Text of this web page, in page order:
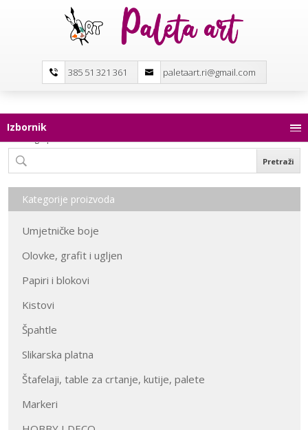
Izbornik
385 51 321 361 paletaart.ri@gmail.com
Kategorije proizvoda
Umjetničke boje
Olovke, grafit i ugljen
Papiri i blokovi
Kistovi
Špahtle
Slikarska platna
Štafelaji, table za crtanje, kutije, palete
Markeri